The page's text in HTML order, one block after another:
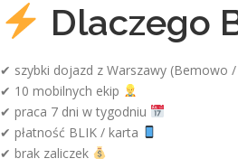
Dlaczego
✔ szybki dojazd z Warszawy (Bemowo
✔ 10 mobilnych ekip
✔ praca 7 dni w tygodniu
✔ płatność BLIK / karta
✔ brak zaliczek